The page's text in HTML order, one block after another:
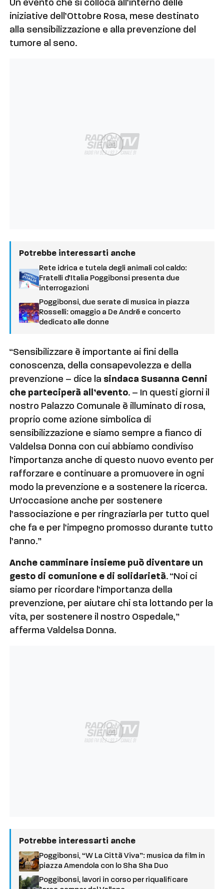
Un evento che si colloca all’interno delle
iniziative dell’Ottobre Rosa, mese destinato
alla sensibilizzazione e alla prevenzione del
tumore al seno.
Ad
Potrebbe interessarti anche
Rete idrica e tutela degli animali col caldo:
Fratelli d’Italia Poggibonsi presenta due
interrogazioni
Poggibonsi, due serate di musica in piazza
Rosselli: omaggio a De André e concerto
dedicato alle donne
“Sensibilizzare è importante ai fini della
conoscenza, della consapevolezza e della
prevenzione – dice la sindaca Susanna Cenni
che parteciperà all’evento. – In questi giorni il
nostro Palazzo Comunale è illuminato di rosa,
proprio come azione simbolica di
sensibilizzazione e siamo sempre a fianco di
Valdelsa Donna con cui abbiamo condiviso
l’importanza anche di questo nuovo evento per
rafforzare e continuare a promuovere in ogni
modo la prevenzione e a sostenere la ricerca.
Un’occasione anche per sostenere
l’associazione e per ringraziarla per tutto quel
che fa e per l’impegno promosso durante tutto
l’anno.”
Anche camminare insieme può diventare un
gesto di comunione e di solidarietà. “Noi ci
siamo per ricordare l’importanza della
prevenzione, per aiutare chi sta lottando per la
vita, per sostenere il nostro Ospedale,”
afferma Valdelsa Donna.
Ad
Potrebbe interessarti anche
Poggibonsi, “W La Città Viva”: musica da film in
piazza Amendola con lo Sha Sha Duo
Poggibonsi, lavori in corso per riqualificare